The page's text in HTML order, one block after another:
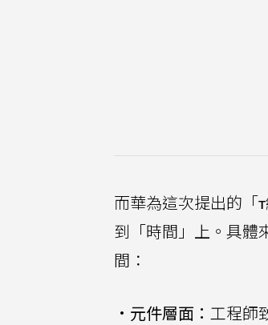
而華為這次提出的「
到「時間」上。具體
間：
• 元件層面： 工程師